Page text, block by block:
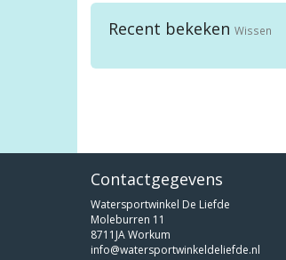
Recent bekeken Wissen
Contactgegevens
Watersportwinkel De Liefde
Moleburren 11
8711JA Workum
info@watersportwinkeldeliefde.nl